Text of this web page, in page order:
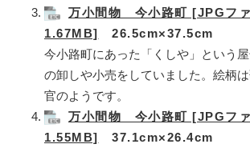
万小間物 今小路町 [JPGフ
1.67MB] 26.5cm×37.5cm
今小路町にあった「くしや」という
の卸しや小売をしていました。絵柄
官のようです。
万小間物 今小路町 [JPGフ
1.55MB] 37.1cm×26.4cm